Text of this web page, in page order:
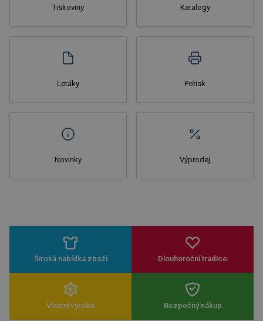
Tiskoviny Katalogy
Letáky Potisk
Novinky Výprodej
Široká nabídka zboží Dlouhoroční tradice
Vlastní výroba Bezpečný nákup